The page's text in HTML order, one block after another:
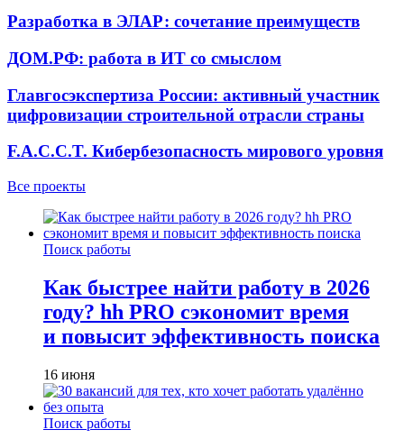
Разработка в ЭЛАР: сочетание преимуществ
ДОМ.РФ: работа в ИТ со смыслом
Главгосэкспертиза России: активный участник
цифровизации строительной отрасли страны
F.A.C.C.T. Кибербезопасность мирового уровня
Все проекты
Поиск работы
Как быстрее найти работу в 2026
году? hh PRO сэкономит время
и повысит эффективность поиска
16 июня
Поиск работы